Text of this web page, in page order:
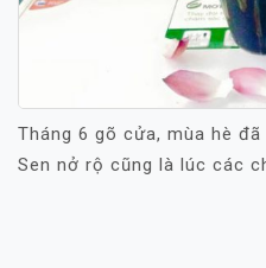
Tháng 6 gõ cửa, mùa hè
Sen nở rộ cũng là lúc các